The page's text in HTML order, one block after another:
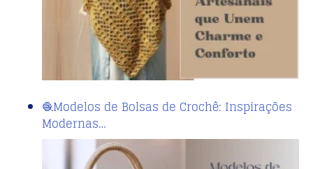
🧶Modelos de Bolsas de Crochê: Inspirações
Modernas…